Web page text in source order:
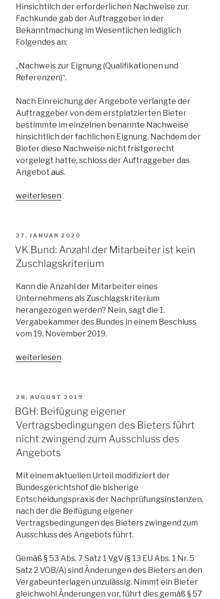
Hinsichtlich der erforderlichen Nachweise zur
Fachkunde gab der Auftraggeber in der
Bekanntmachung im Wesentlichen lediglich
Folgendes an:
„Nachweis zur Eignung (Qualifikationen und
Referenzen)“.
Nach Einreichung der Angebote verlangte der
Auftraggeber von dem erstplatzierten Bieter
bestimmte im einzelnen benannte Nachweise
hinsichtlich der fachlichen Eignung. Nachdem der
Bieter diese Nachweise nicht fristgerecht
vorgelegt hatte, schloss der Auftraggeber das
Angebot aus.
„Auch
in
der
genannt
werden“
weiterlesen
VERÖFFENTLICHT
AM
27. JANUAR 2020
VK Bund: Anzahl der Mitarbeiter ist kein
Zuschlagskriterium
Kann die Anzahl der Mitarbeiter eines
Unternehmens als Zuschlagskriterium
herangezogen werden? Nein, sagt die 1.
Vergabekammer des Bundes in einem Beschluss
vom 19. November 2019.
„VK
ist
kein
Zuschlagskriterium“
weiterlesen
VERÖFFENTLICHT
AM
28. AUGUST 2019
BGH: Beifügung eigener
Vertragsbedingungen des Bieters führt
nicht zwingend zum Ausschluss des
Angebots
Mit einem aktuellen Urteil modifiziert der
Bundesgerichtshof die bisherige
Entscheidungspraxis der Nachprüfungsinstanzen,
nach der die Beifügung eigener
Vertragsbedingungen des Bieters zwingend zum
Ausschluss des Angebots führt.
Gemäß § 53 Abs. 7 Satz 1 VgV (§ 13 EU Abs. 1 Nr. 5
Satz 2 VOB/A) sind Änderungen des Bieters an den
Vergabeunterlagen unzulässig. Nimmt ein Bieter
gleichwohl Änderungen vor, führt dies gemäß § 57